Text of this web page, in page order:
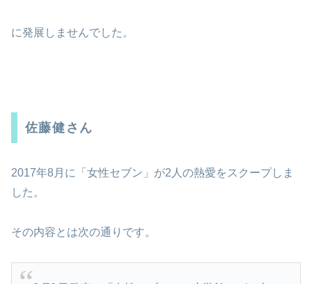
に発展しませんでした。
佐藤健さん
2017年8月に「女性セブン」が2人の熱愛をスクープしま
した。
その内容とは次の通りです。